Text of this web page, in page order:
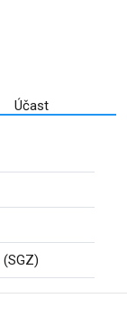
Účast
(SGZ)